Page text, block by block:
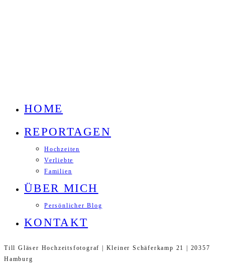
HOME
REPORTAGEN
Hochzeiten
Verliebte
Familien
ÜBER MICH
Persönlicher Blog
KONTAKT
Till Gläser Hochzeitsfotograf | Kleiner Schäferkamp 21 | 20357
Hamburg